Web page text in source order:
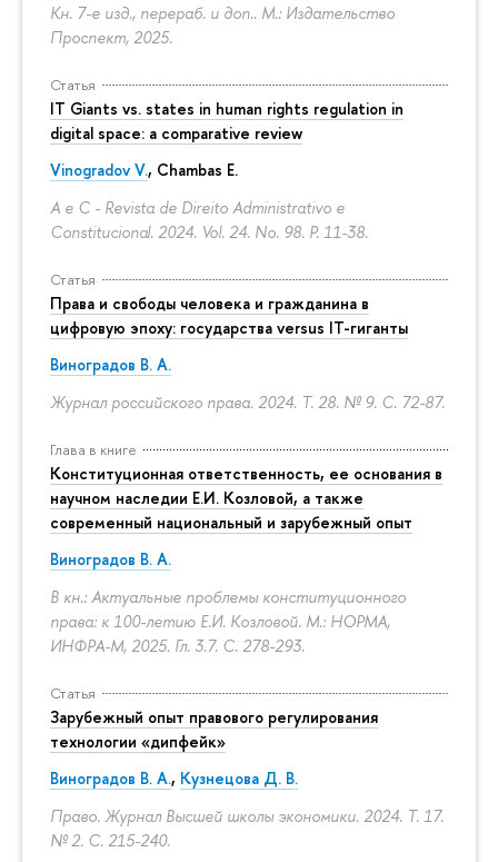
Кн. 7-е изд., перераб. и доп.. М.: Издательство
Проспект, 2025.
Статья
IT Giants vs. states in human rights regulation in
digital space: a comparative review
Vinogradov V., Chambas E.
A e C - Revista de Direito Administrativo e
Constitucional. 2024. Vol. 24. No. 98. P. 11-38.
Статья
Права и свободы человека и гражданина в
цифровую эпоху: государства versus IT-гиганты
Виноградов В. А.
Журнал российского права. 2024. Т. 28. № 9. С. 72-87.
Глава в книге
Конституционная ответственность, ее основания в
научном наследии Е.И. Козловой, а также
современный национальный и зарубежный опыт
Виноградов В. А.
В кн.: Актуальные проблемы конституционного
права: к 100-летию Е.И. Козловой. М.: НОРМА,
ИНФРА-М, 2025. Гл. 3.7. С. 278-293.
Статья
Зарубежный опыт правового регулирования
технологии «дипфейк»
Виноградов В. А., Кузнецова Д. В.
Право. Журнал Высшей школы экономики. 2024. Т. 17.
№ 2. С. 215-240.